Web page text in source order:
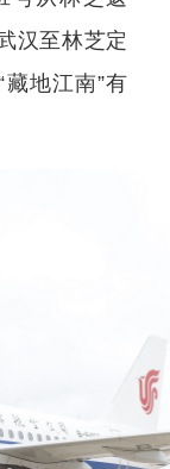
汉至林芝定
地江南”有